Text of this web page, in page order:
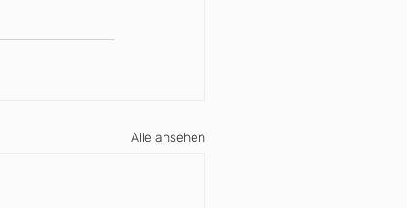
Alle ansehen